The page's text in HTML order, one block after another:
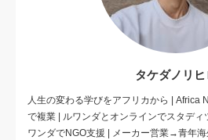
タケダノリヒ
人生の変わる学びをアフリカから | Africa
で複業 | ルワンダとオンラインでスタデ
ワンダでNGO支援 | メーカー営業→青年